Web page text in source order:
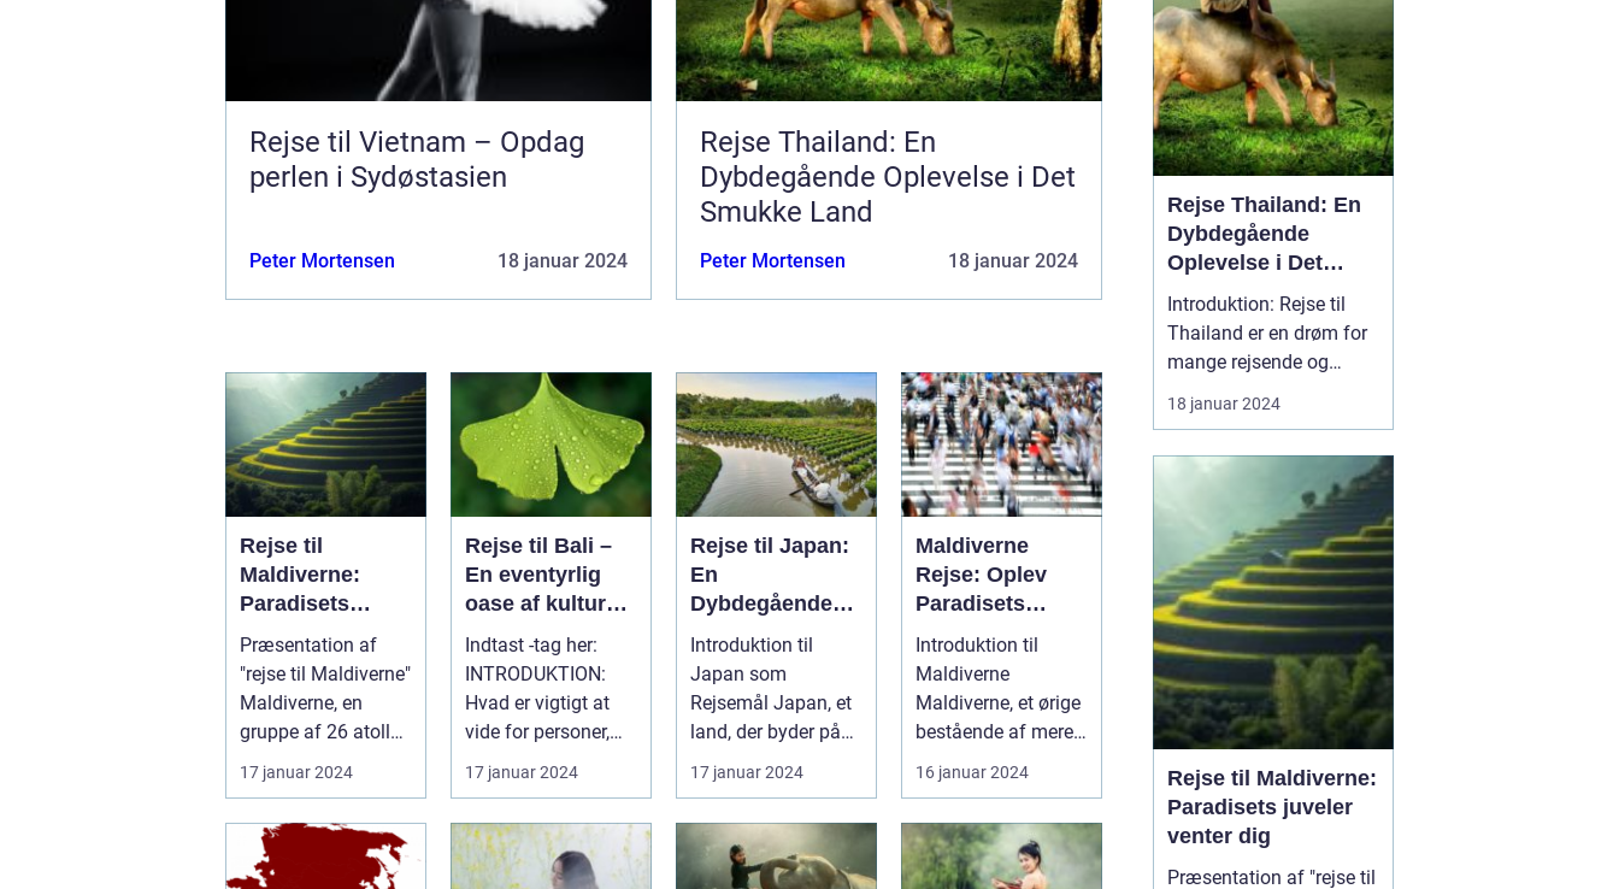
Rejse til Vietnam – Opdag
perlen i Sydøstasien
Peter Mortensen 18 januar 2024
Rejse Thailand: En
Dybdegående Oplevelse i Det
Smukke Land
Peter Mortensen 18 januar 2024
Rejse til
Maldiverne:
Paradisets
juveler venter
dig
Præsentation af
"rejse til Maldiverne"
Maldiverne, en
gruppe af 26 atoller
med mere end
1.000 øer, ...
17 januar 2024
Rejse til Bali –
En eventyrlig
oase af kultur
og
naturskønhed
Indtast -tag her:
INTRODUKTION:
Hvad er vigtigt at
vide for personer,
som generelt er
interessered...
17 januar 2024
Rejse til Japan:
En
Dybdegående
Oplevelse af Det
Fascinerende
Øst
Introduktion til
Japan som
Rejsemål Japan, et
land, der byder på
en perfekt blanding
af moderne tek...
17 januar 2024
Maldiverne
Rejse: Oplev
Paradisets
Smukke Skatte
Introduktion til
Maldiverne
Maldiverne, et ørige
bestående af mere
end 1200 små øer i
Det Indiske O...
16 januar 2024
livlige...
Rejse Thailand: En
Dybdegående
Oplevelse i Det
Smukke Land
Introduktion: Rejse til
Thailand er en drøm for
mange rejsende og
eventyrlystne sjæle.
Dette smukke land er
historie, kultur,
fantastiske strande og
senest også for rejsemål,
der er udenfor turisternes
radar. I denne artikel ...
18 januar 2024
Rejse til Maldiverne:
Paradisets juveler
venter dig
Præsentation af "rejse til